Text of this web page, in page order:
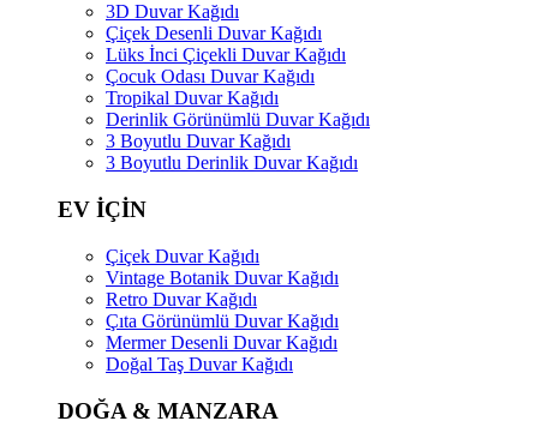
3D Duvar Kağıdı
Çiçek Desenli Duvar Kağıdı
Lüks İnci Çiçekli Duvar Kağıdı
Çocuk Odası Duvar Kağıdı
Tropikal Duvar Kağıdı
Derinlik Görünümlü Duvar Kağıdı
3 Boyutlu Duvar Kağıdı
3 Boyutlu Derinlik Duvar Kağıdı
EV İÇİN
Çiçek Duvar Kağıdı
Vintage Botanik Duvar Kağıdı
Retro Duvar Kağıdı
Çıta Görünümlü Duvar Kağıdı
Mermer Desenli Duvar Kağıdı
Doğal Taş Duvar Kağıdı
DOĞA & MANZARA